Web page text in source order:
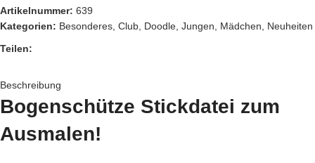
Artikelnummer: 639
Kategorien: Besonderes Club Doodle Jungen Mädchen
Neuheiten
Teilen:
Beschreibung
Bogenschütze Stickdatei zum
Ausmalen!